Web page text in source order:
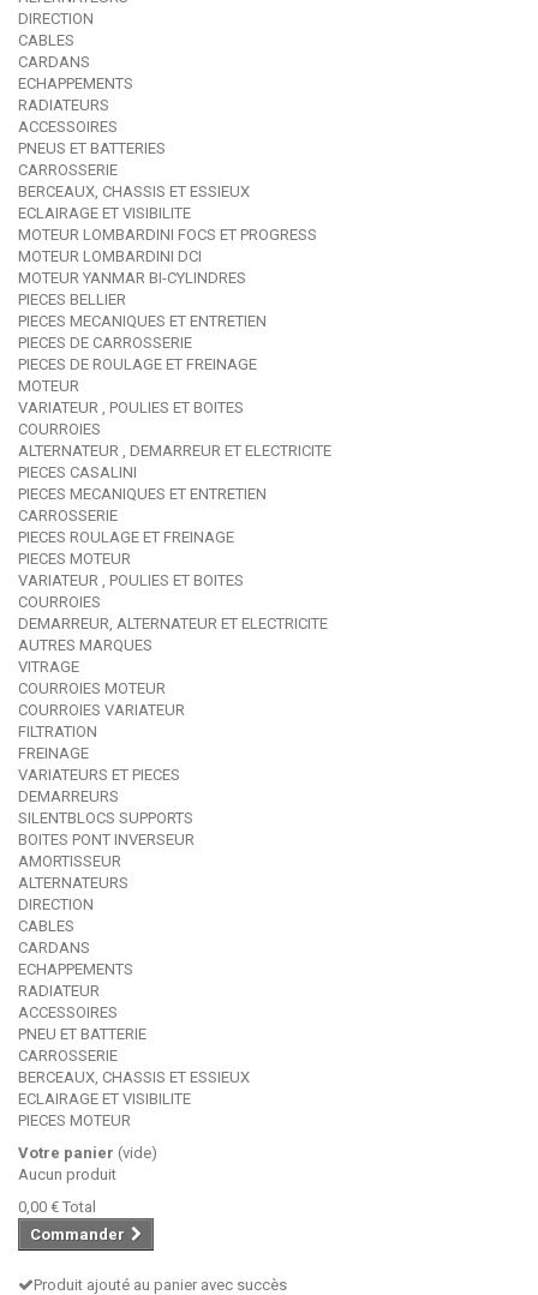
DIRECTION
CABLES
CARDANS
ECHAPPEMENTS
RADIATEURS
ACCESSOIRES
PNEUS ET BATTERIES
CARROSSERIE
BERCEAUX, CHASSIS ET ESSIEUX
ECLAIRAGE ET VISIBILITE
MOTEUR LOMBARDINI FOCS ET PROGRESS
MOTEUR LOMBARDINI DCI
MOTEUR YANMAR BI-CYLINDRES
PIECES BELLIER
PIECES MECANIQUES ET ENTRETIEN
PIECES DE CARROSSERIE
PIECES DE ROULAGE ET FREINAGE
MOTEUR
VARIATEUR , POULIES ET BOITES
COURROIES
ALTERNATEUR , DEMARREUR ET ELECTRICITE
PIECES CASALINI
PIECES MECANIQUES ET ENTRETIEN
CARROSSERIE
PIECES ROULAGE ET FREINAGE
PIECES MOTEUR
VARIATEUR , POULIES ET BOITES
COURROIES
DEMARREUR, ALTERNATEUR ET ELECTRICITE
AUTRES MARQUES
VITRAGE
COURROIES MOTEUR
COURROIES VARIATEUR
FILTRATION
FREINAGE
VARIATEURS ET PIECES
DEMARREURS
SILENTBLOCS SUPPORTS
BOITES PONT INVERSEUR
AMORTISSEUR
ALTERNATEURS
DIRECTION
CABLES
CARDANS
ECHAPPEMENTS
RADIATEUR
ACCESSOIRES
PNEU ET BATTERIE
CARROSSERIE
BERCEAUX, CHASSIS ET ESSIEUX
ECLAIRAGE ET VISIBILITE
PIECES MOTEUR
Votre panier (vide)
Aucun produit
0,00 € Total
Commander
Produit ajouté au panier avec succès